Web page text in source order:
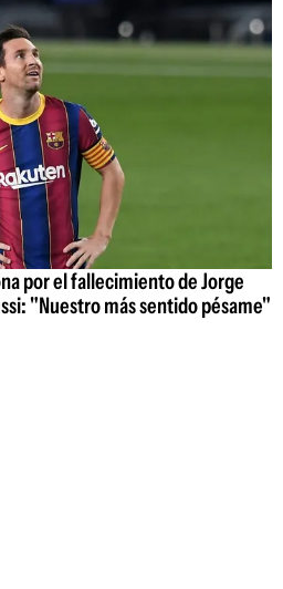
por el fallecimiento de Jorge
"Nuestro más sentido pésame"